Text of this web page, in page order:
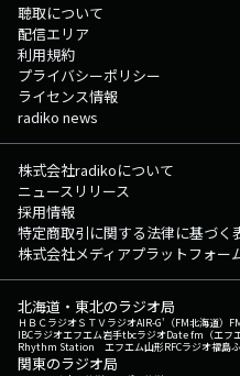
聴取について
配信エリア
利用規約
プライバシーポリシー
ライセンス情報
radiko news
株式会社radikoについて
ニュースリリース
採用情報
特定商取引に関する法律に基づく
株式会社メディアプラットフォー
北海道・東北のラジオ局
ＨＢＣラジオＳＴＶラジオAIR-G'（FM北海道）
IBCラジオエフエム岩手tbcラジオDate fm（エフ
Rhythm Station エフエム山形RFCラジオ福島
関東のラジオ局